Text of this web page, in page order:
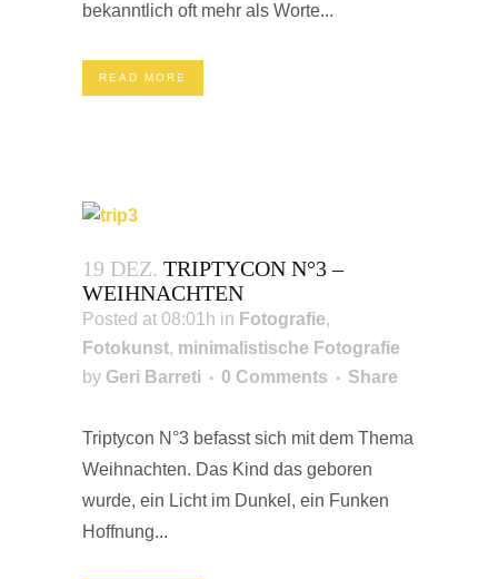
bekanntlich oft mehr als Worte...
READ MORE
19 DEZ. TRIPTYCON N°3 –
WEIHNACHTEN
Posted at 08:01h in Fotografie,
Fotokunst, minimalistische Fotografie
by Geri Barreti 0 Comments Share
Triptycon N°3 befasst sich mit dem Thema
Weihnachten. Das Kind das geboren
wurde, ein Licht im Dunkel, ein Funken
Hoffnung...